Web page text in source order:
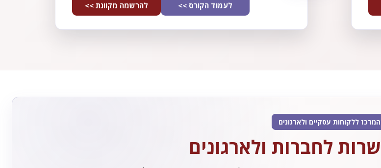
לעמוד הקורס >> להרשמה מקוונת >>
המרכז ללקוחות עסקיים ולארגונים
לחברות ולארגונים